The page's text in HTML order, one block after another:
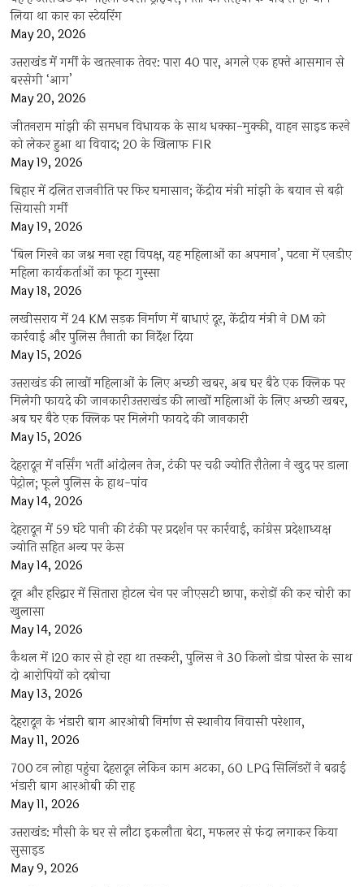
लिया था कार का स्टेयरिंग
May 20, 2026
उत्तराखंड में गर्मी के खतरनाक तेवर: पारा 40 पार, अगले एक हफ्ते आसमान से
बरसेगी ‘आग’
May 20, 2026
जीतनराम मांझी की समधन विधायक के साथ धक्का-मुक्की, वाहन साइड करने
को लेकर हुआ था विवाद; 20 के खिलाफ FIR
May 19, 2026
बिहार में दलित राजनीति पर फिर घमासान; केंद्रीय मंत्री मांझी के बयान से बढ़ी
सियासी गर्मी
May 19, 2026
‘बिल गिरने का जश्न मना रहा विपक्ष, यह महिलाओं का अपमान’, पटना में एनडीए
महिला कार्यकर्ताओं का फूटा गुस्सा
May 18, 2026
लखीसराय में 24 KM सड़क निर्माण में बाधाएं दूर, केंद्रीय मंत्री ने DM को
कार्रवाई और पुलिस तैनाती का निर्देश दिया
May 15, 2026
उत्तराखंड की लाखों महिलाओं के लिए अच्छी खबर, अब घर बैठे एक क्लिक पर
मिलेगी फायदे की जानकारीउत्तराखंड की लाखों महिलाओं के लिए अच्छी खबर,
अब घर बैठे एक क्लिक पर मिलेगी फायदे की जानकारी
May 15, 2026
देहरादून में नर्सिंग भर्ती आंदोलन तेज, टंकी पर चढ़ी ज्योति रौतेला ने खुद पर डाला
पेट्रोल; फूले पुलिस के हाथ-पांव
May 14, 2026
देहरादून में 59 घंटे पानी की टंकी पर प्रदर्शन पर कार्रवाई, कांग्रेस प्रदेशाध्यक्ष
ज्योति सहित अन्य पर केस
May 14, 2026
दून और हरिद्वार में सितारा होटल चेन पर जीएसटी छापा, करोड़ों की कर चोरी का
खुलासा
May 14, 2026
कैथल में i20 कार से हो रहा था तस्करी, पुलिस ने 30 किलो डोडा पोस्त के साथ
दो आरोपियों को दबोचा
May 13, 2026
देहरादून के भंडारी बाग आरओबी निर्माण से स्थानीय निवासी परेशान,
May 11, 2026
700 टन लोहा पहुंचा देहरादून लेकिन काम अटका, 60 LPG सिलिंडरों ने बढ़ाई
भंडारी बाग आरओबी की राह
May 11, 2026
उत्तराखंड: मौसी के घर से लौटा इकलौता बेटा, मफलर से फंदा लगाकर किया
सुसाइड
May 9, 2026